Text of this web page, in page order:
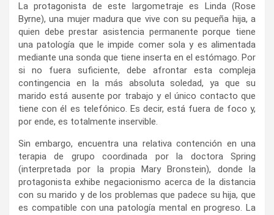
La protagonista de este largometraje es Linda (Rose
Byrne), una mujer madura que vive con su pequeña hija, a
quien debe prestar asistencia permanente porque tiene
una patología que le impide comer sola y es alimentada
mediante una sonda que tiene inserta en el estómago. Por
si no fuera suficiente, debe afrontar esta compleja
contingencia en la más absoluta soledad, ya que su
marido está ausente por trabajo y el único contacto que
tiene con él es telefónico. Es decir, está fuera de foco y,
por ende, es totalmente inservible.
Sin embargo, encuentra una relativa contención en una
terapia de grupo coordinada por la doctora Spring
(interpretada por la propia Mary Bronstein), donde la
protagonista exhibe negacionismo acerca de la distancia
con su marido y de los problemas que padece su hija, que
es compatible con una patología mental en progreso. La